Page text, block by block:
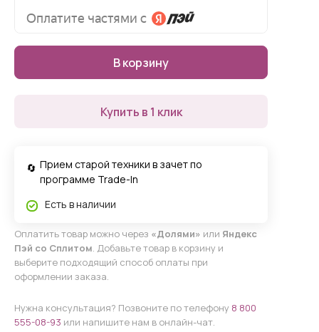
В корзину
Купить в 1 клик
Прием старой техники в зачет по
программе Trade-In
Есть в наличии
Оплатить товар можно через «Долями» или Яндекс
Пэй со Сплитом. Добавьте товар в корзину и
выберите подходящий способ оплаты при
оформлении заказа.
Нужна консультация? Позвоните по телефону 8 800
555-08-93 или напишите нам в онлайн-чат.